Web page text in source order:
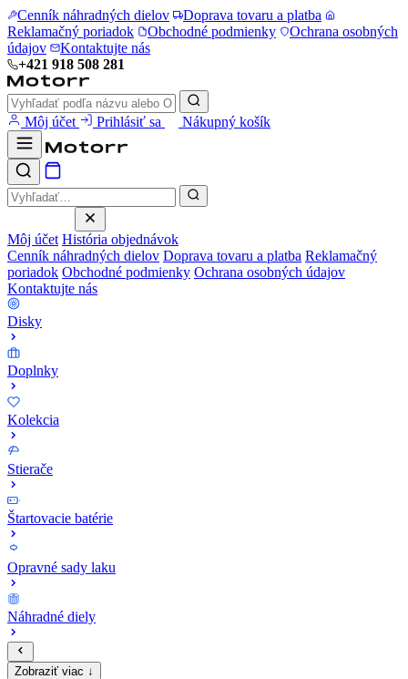
Cenník náhradných dielov
Doprava tovaru a platba
Reklamačný poriadok
Obchodné podmienky
Ochrana osobných
údajov
Kontaktujte nás
+421 918 508 281
Môj účet Prihlásiť sa Nákupný košík
Môj účet História objednávok
Cenník náhradných dielov Doprava tovaru a platba Reklamačný
poriadok Obchodné podmienky Ochrana osobných údajov
Kontaktujte nás
Disky
Doplnky
Kolekcia
Stierače
Štartovacie batérie
Opravné sady laku
Náhradné diely
Zobraziť viac ↓